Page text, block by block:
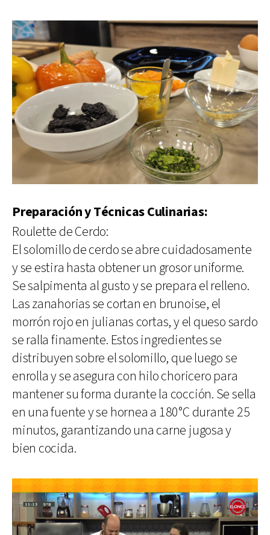
Preparación y Técnicas Culinarias:
Roulette de Cerdo:
El solomillo de cerdo se abre cuidadosamente
y se estira hasta obtener un grosor uniforme.
Se salpimenta al gusto y se prepara el relleno.
Las zanahorias se cortan en brunoise, el
morrón rojo en julianas cortas, y el queso sardo
se ralla finamente. Estos ingredientes se
distribuyen sobre el solomillo, que luego se
enrolla y se asegura con hilo choricero para
mantener su forma durante la cocción. Se sella
en una fuente y se hornea a 180°C durante 25
minutos, garantizando una carne jugosa y
bien cocida.